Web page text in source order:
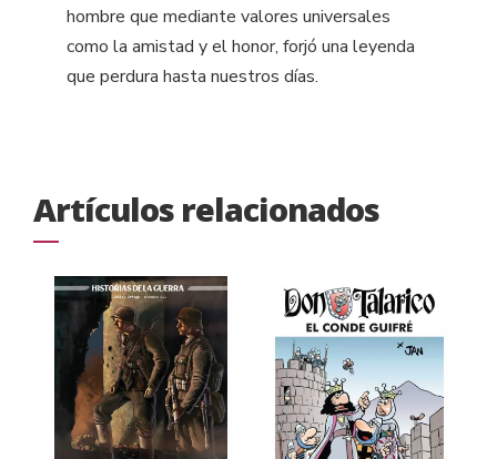
hombre que mediante valores universales
como la amistad y el honor, forjó una leyenda
que perdura hasta nuestros días.
Artículos relacionados